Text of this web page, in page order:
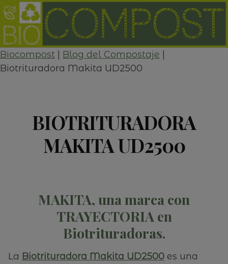
Skip
to
content
Biocompost Blog del Compostaje
Biotrituradora Makita UD2500
BIOTRITURADORA
MAKITA UD2500
MAKITA, una marca con
TRAYECTORIA en
Biotrituradoras.
La Biotrituradora Makita UD2500 es una